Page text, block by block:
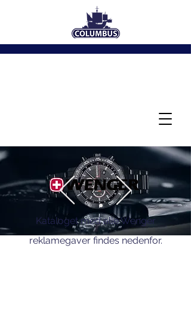
Kataloget med alle Wenger
reklamegaver findes nedenfor.